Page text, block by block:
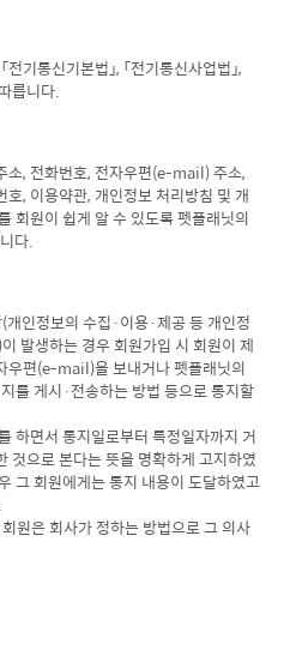
기통신기본법」, 「전기통신사업법」,
릅니다.
소, 전화번호, 전자우편(e-mail) 주소,
, 이용약관, 개인정보 처리방침 및 개
회원이 쉽게 알 수 있도록 펫플래닛의
다.
인정보의 수집·이용·제공 등 개인정
발생하는 경우 회원가입 시 회원이 제
편(e-mail)을 보내거나 펫플래닛의
를 게시·전송하는 방법 등으로 통지할
하면서 통지일로부터 특정일자까지 거
것으로 본다는 뜻을 명확하게 고지하였
그 회원에게는 통지 내용이 도달하였고
원은 회사가 정하는 방법으로 그 의사